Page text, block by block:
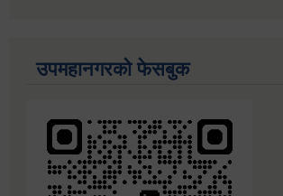
उपमहानगरको फेसबुक